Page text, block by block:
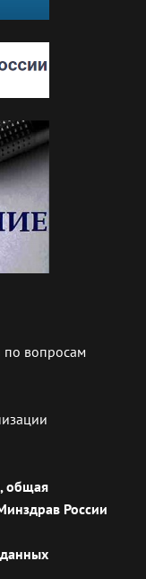
вопросам
общая
России